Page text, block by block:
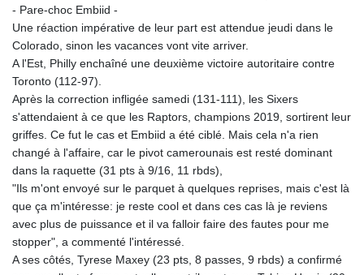
JPY 182.445186
KES 148.887592
KHR 4685.244046
KMF 492.514185
KRW 1627.712241
KWD 0.356853
KYD 0.963346
KZT 541.784389
LAK 26108.437325
LBP
103531.946431
LKR 387.745291
LRD 209.896866
- Pare-choc Embiid -
Une réaction impérative de leur part est attendue jeudi dans le
Colorado, sinon les vacances vont vite arriver.
A l'Est, Philly enchaîné une deuxième victoire autoritaire contre
Toronto (112-97).
Après la correction infligée samedi (131-111), les Sixers
s'attendaient à ce que les Raptors, champions 2019, sortirent leur
griffes. Ce fut le cas et Embiid a été ciblé. Mais cela n'a rien
changé à l'affaire, car le pivot camerounais est resté dominant
dans la raquette (31 pts à 9/16, 11 rbds),
"Ils m'ont envoyé sur le parquet à quelques reprises, mais c'est là
que ça m'intéresse: je reste cool et dans ces cas là je reviens
avec plus de puissance et il va falloir faire des fautes pour me
stopper", a commenté l'intéressé.
A ses côtés, Tyrese Maxey (23 pts, 8 passes, 9 rbds) a confirmé